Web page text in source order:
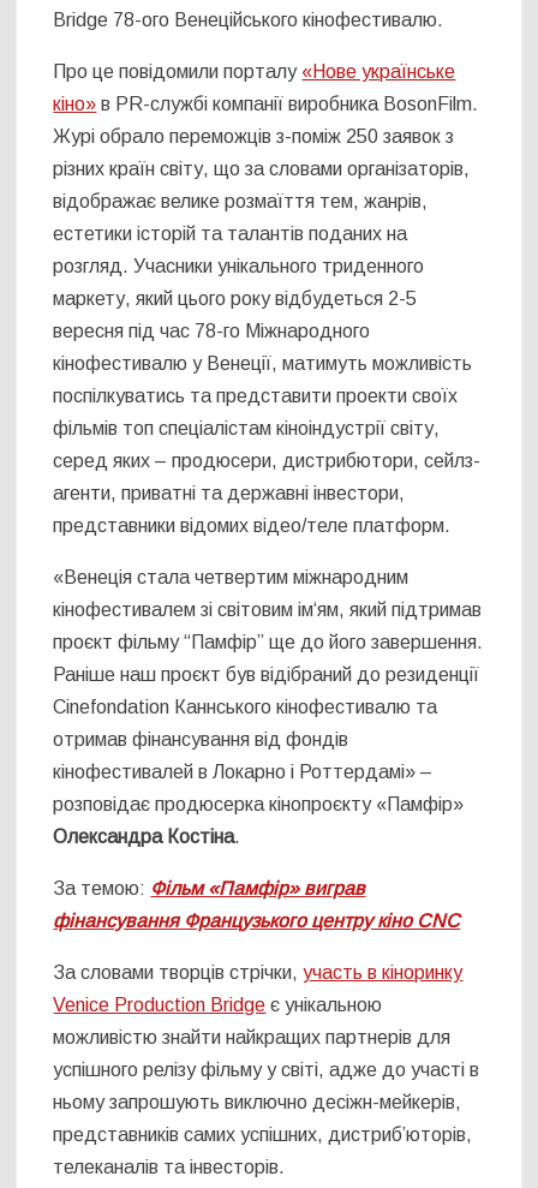
Bridge 78-ого Венеційського кінофестивалю.
Про це повідомили порталу «Нове українське
кіно» в PR-службі компанії виробника BosonFilm.
Журі обрало переможців з-поміж 250 заявок з
різних країн світу, що за словами організаторів,
відображає велике розмаїття тем, жанрів,
естетики історій та талантів поданих на
розгляд. Учасники унікального триденного
маркету, який цього року відбудеться 2-5
вересня під час 78-го Міжнародного
кінофестивалю у Венеції, матимуть можливість
поспілкуватись та представити проекти своїх
фільмів топ спеціалістам кіноіндустрії світу,
серед яких – продюсери, дистрибютори, сейлз-
агенти, приватні та державні інвестори,
представники відомих відео/теле платформ.
«Венеція стала четвертим міжнародним
кінофестивалем зі світовим ім‘ям, який підтримав
проєкт фільму “Памфір” ще до його завершення.
Раніше наш проєкт був відібраний до резиденції
Cinefondation Каннського кінофестивалю та
отримав фінансування від фондів
кінофестивалей в Локарно і Роттердамі» –
розповідає продюсерка кінопроєкту «Памфір»
Олександра Костіна.
За темою: Фільм «Памфір» виграв
фінансування Французького центру кіно CNC
За словами творців стрічки,участь в кіноринку
Venice Production Bridge є унікальною
можливістю знайти найкращих партнерів для
успішного релізу фільму у світі, адже до участі в
ньому запрошують виключно десіжн-мейкерів,
представників самих успішних, дистриб’юторів,
телеканалів та інвесторів.